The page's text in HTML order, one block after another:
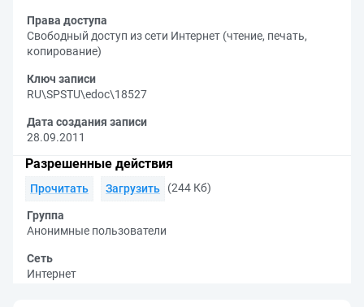
Права доступа
Свободный доступ из сети Интернет (чтение, печать,
копирование)
Ключ записи
RU\SPSTU\edoc\18527
Дата создания записи
28.09.2011
Разрешенные действия
Прочитать Загрузить (244 Кб)
Группа
Анонимные пользователи
Сеть
Интернет